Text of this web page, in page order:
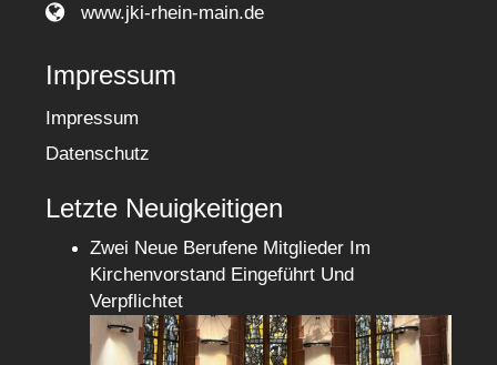
www.jki-rhein-main.de
Impressum
Impressum
Datenschutz
Letzte Neuigkeitigen
Zwei Neue Berufene Mitglieder Im
Kirchenvorstand Eingeführt Und
Verpflichtet